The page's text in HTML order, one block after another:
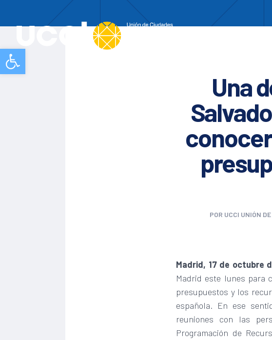
Abrir barra de herramientas
Una
POR UCCI UNIÓN
Madrid, 17 de octubre
Madrid este lunes para
presupuestos y los
española. En ese
reuniones con las
Programación de